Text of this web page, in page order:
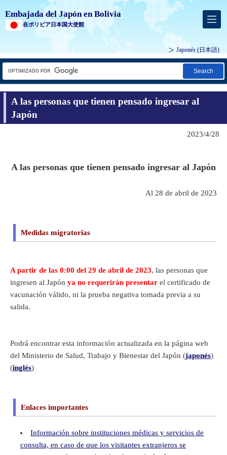
Embajada del Japón en Bolivia
在ボリビア日本国大使館
Japonés (日本語)
Search
A las personas que tienen pensado ingresar al
Japón
2023/4/28
A las personas que tienen pensado ingresar al Japón
Al 28 de abril de 2023
Medidas migratorias
A partir de las 0:00 del 29 de abril de 2023, las personas que
ingresen al Japón ya no requerirán presentar el certificado de
vacunación válido, ni la prueba negativa tomada previa a su
salida.
Podrá encontrar esta información actualizada en la página web
del Ministerio de Salud, Trabajo y Bienestar del Japón (japonés)
(inglés)
Enlaces importantes
Información sobre instituciones médicas y servicios de
consulta, en caso de que los visitantes extranjeros se